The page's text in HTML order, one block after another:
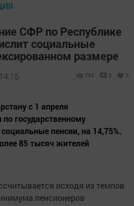
СФР по Республике
социальные
размере
763 0 0
с 1 апреля
по государственному
пенсии, на 14,75%.
85 тысяч жителей
исходя из темпов
пенсионеров